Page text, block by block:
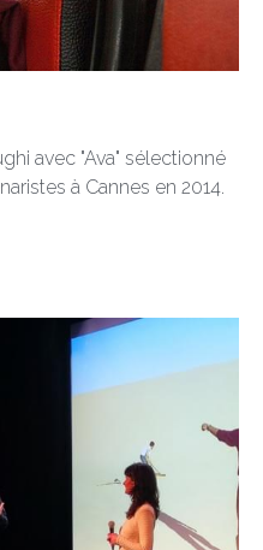
avec "Ava" sélectionné
à Cannes en 2014.